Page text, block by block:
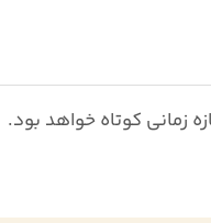
زمانی کوتاه خواهد بود.